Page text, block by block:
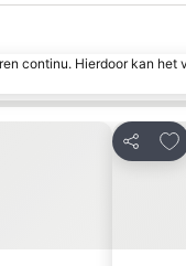
continu. Hierdoor kan
Delen